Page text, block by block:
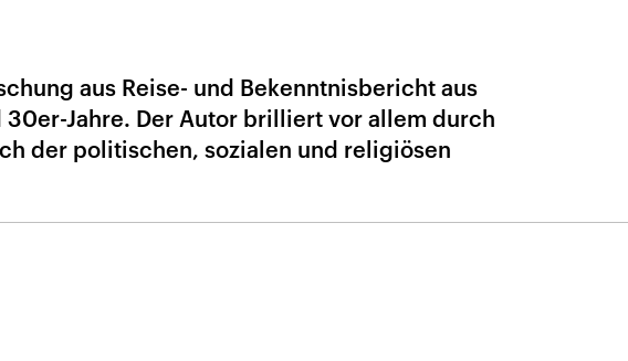
aus Reise- und Bekenntnisbericht aus
Jahre. Der Autor brilliert vor allem durch
der politischen, sozialen und religiösen